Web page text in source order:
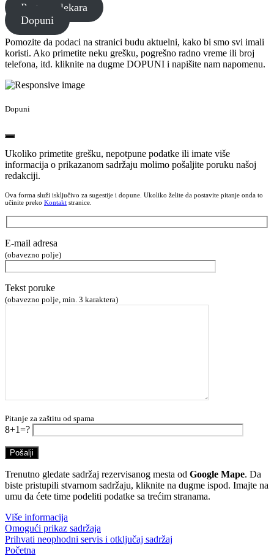
Pretraga lekara
Dopuni
Pomozite da podaci na stranici budu aktuelni, kako bi smo svi imali
koristi. Ako primetite neku grešku, pogrešno radno vreme ili broj
telefona, itd. kliknite na dugme DOPUNI i napišite nam napomenu.
Dopuni
Ukoliko primetite grešku, nepotpune podatke ili imate više
informacija o prikazanom sadržaju molimo pošaljite poruku našoj
redakciji.
Ova forma služi isključivo za sugestije i dopune. Ukoliko želite da postavite pitanje onda to
učinite preko Kontakt stranice.
E-mail adresa
(obavezno polje)
Tekst poruke
(obavezno polje, min. 3 karaktera)
Pitanje za zaštitu od spama
8+1=?
Trenutno gledate sadržaj rezervisanog mesta od Google Mape. Da
biste pristupili stvarnom sadržaju, kliknite na dugme ispod. Imajte na
umu da ćete time podeliti podatke sa trećim stranama.
Više informacija
Omogući prikaz sadržaja
Prihvati neophodni servis i otključaj sadržaj
Početna